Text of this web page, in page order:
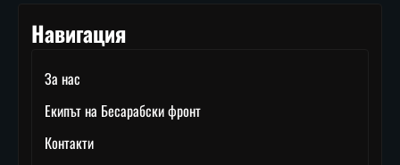
Навигация
За нас
Екипът на Бесарабски фронт
Контакти